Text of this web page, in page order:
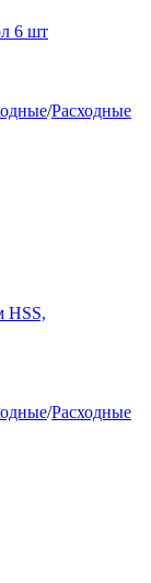
6 шт
/Расходные
HSS,
/Расходные